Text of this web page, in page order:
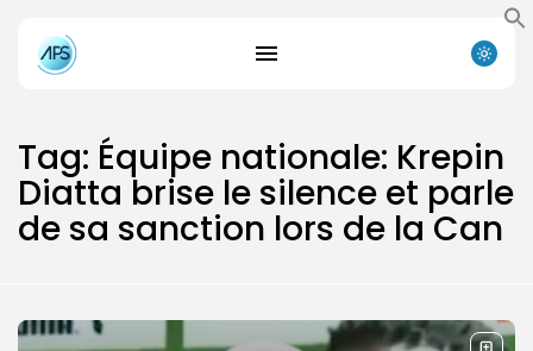
Tag: Équipe nationale: Krepin
Diatta brise le silence et parle
de sa sanction lors de la Can